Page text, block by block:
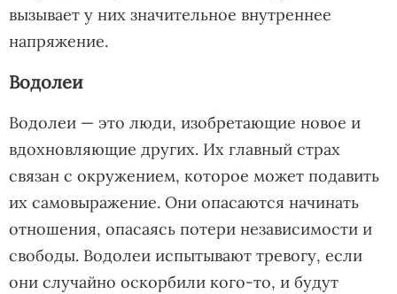
вызывает у них значительное внутреннее
напряжение.
Водолеи
Водолеи — это люди, изобретающие новое и
вдохновляющие других. Их главный страх
связан с окружением, которое может подавить
их самовыражение. Они опасаются начинать
отношения, опасаясь потери независимости и
свободы. Водолеи испытывают тревогу, если
они случайно оскорбили кого-то, и будут